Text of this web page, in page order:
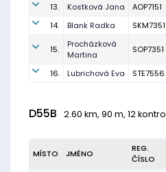
13. Kostková Jana AOP7151
14.
Blank Radka SKM7351
15.
Procházková
Martina
SOP7351
16. Lubrichová Eva STE7556
D55B 2.60 km, 90 m, 12
MÍSTO JMÉNO
REG.
ČÍSLO